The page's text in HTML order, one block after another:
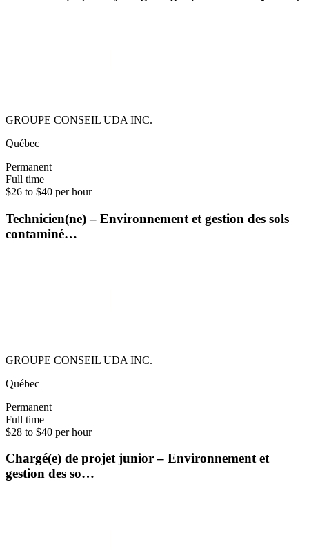
GROUPE CONSEIL UDA INC.
Québec
Permanent
Full time
$26 to $40 per hour
Technicien(ne) – Environnement et gestion des sols
contaminé…
GROUPE CONSEIL UDA INC.
Québec
Permanent
Full time
$28 to $40 per hour
Chargé(e) de projet junior – Environnement et
gestion des so…